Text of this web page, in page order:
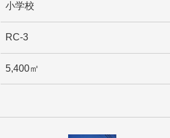
小学校
RC-3
5,400㎡